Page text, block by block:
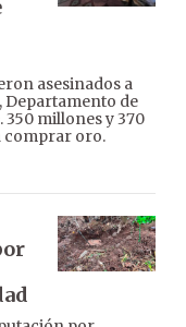
asesinados a
, Departamento de
millones y 370
comprar oro.